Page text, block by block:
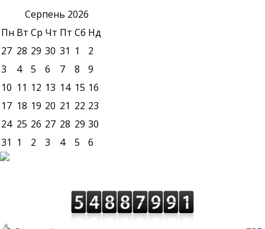
Серпень 2026
Пн Вт Ср Чт Пт Сб Нд
27 28 29 30 31 1
2
3
4 5 6 7 8
9
10 11 12 13 14 15 16
17 18 19 20 21 22 23
24 25 26 27 28 29 30
31 1 2 3 4 5 6